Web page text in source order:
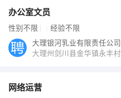
办公室文员
性别不限 经验不限
大理银河乳业有限责任公司
大理州剑川县金华镇永丰村
网络运营